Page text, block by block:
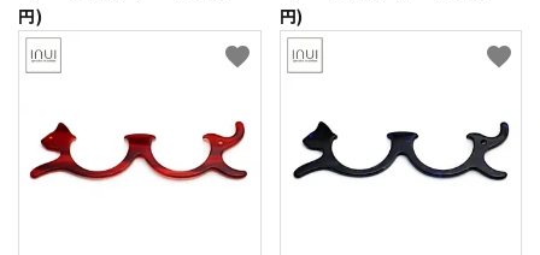
円)
円)
favorite favorite